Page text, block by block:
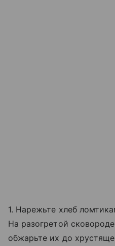
1. Нарежьте хлеб
На разогретой
обжарьте их до